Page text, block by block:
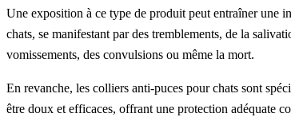
Une exposition à ce type de produit peut entraîner une
chats, se manifestant par des tremblements, de la
vomissements, des convulsions ou même la mort.
En revanche, les colliers anti-puces pour chats sont
être doux et efficaces, offrant une protection adéquate